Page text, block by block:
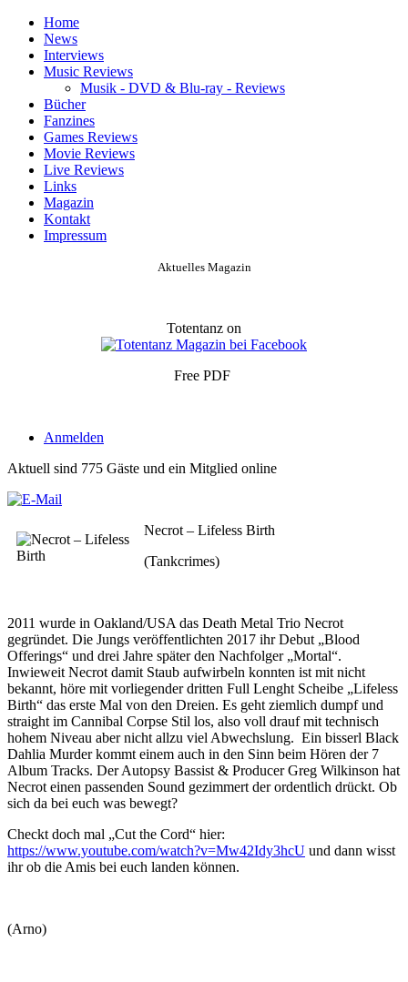
Home
News
Interviews
Music Reviews
Musik - DVD & Blu-ray - Reviews
Bücher
Fanzines
Games Reviews
Movie Reviews
Live Reviews
Links
Magazin
Kontakt
Impressum
Aktuelles Magazin
Totentanz on
Free PDF
Anmelden
Aktuell sind 775 Gäste und ein Mitglied online
Necrot – Lifeless Birth
(Tankcrimes)
2011 wurde in Oakland/USA das Death Metal Trio Necrot
gegründet. Die Jungs veröffentlichten 2017 ihr Debut „Blood
Offerings“ und drei Jahre später den Nachfolger „Mortal“.
Inwieweit Necrot damit Staub aufwirbeln konnten ist mit nicht
bekannt, höre mit vorliegender dritten Full Lenght Scheibe „Lifeless
Birth“ das erste Mal von den Dreien. Es geht ziemlich dumpf und
straight im Cannibal Corpse Stil los, also voll drauf mit technisch
hohem Niveau aber nicht allzu viel Abwechslung. Ein bisserl Black
Dahlia Murder kommt einem auch in den Sinn beim Hören der 7
Album Tracks. Der Autopsy Bassist & Producer Greg Wilkinson hat
Necrot einen passenden Sound gezimmert der ordentlich drückt. Ob
sich da bei euch was bewegt?
Checkt doch mal „Cut the Cord“ hier:
https://www.youtube.com/watch?v=Mw42Idy3hcU und dann wisst
ihr ob die Amis bei euch landen können.
(Arno)